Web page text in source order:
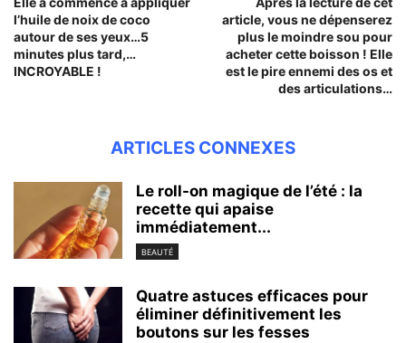
l’huile de noix de coco
autour de ses yeux…5
minutes plus tard,…
INCROYABLE !
article, vous ne dépenserez
plus le moindre sou pour
acheter cette boisson ! Elle
est le pire ennemi des os et
des articulations…
ARTICLES CONNEXES
Le roll-on magique de l’été : la
recette qui apaise
immédiatement...
BEAUTÉ
Quatre astuces efficaces pour
éliminer définitivement les
boutons sur les fesses